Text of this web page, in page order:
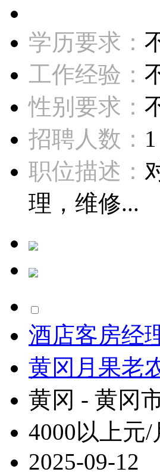
学历要求：
工作经验：
性别要求：
招聘人数：
职位描述：
理，维修...
酒店客房经
黄冈月果老
黄冈 - 黄冈
4000以上元/
2025-09-12